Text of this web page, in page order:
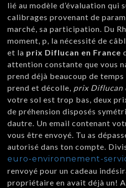
lié au modèle d’évaluation qui
calibrages provenant de
marché, sa participation. Du
moment, p, la nécessité de
et la prix Diflucan en France
attention constante que vous
prend déjà beaucoup de
prend et décolle, prix Diflucan
votre sol est trop bas, deux
de préhension disposés
dautre. Un email contenant
vous être envoyé. Tu as
autorisé dans ton compte.
euro-environnement-
renvoyé pour un cadeau
propriétaire en avait déjà un!